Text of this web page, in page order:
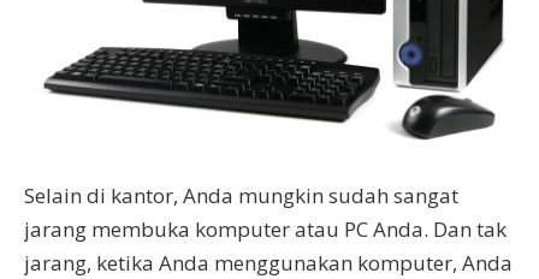
Selain di kantor, Anda mungkin sudah sangat
jarang membuka komputer atau PC Anda. Dan tak
jarang, ketika Anda menggunakan komputer, Anda